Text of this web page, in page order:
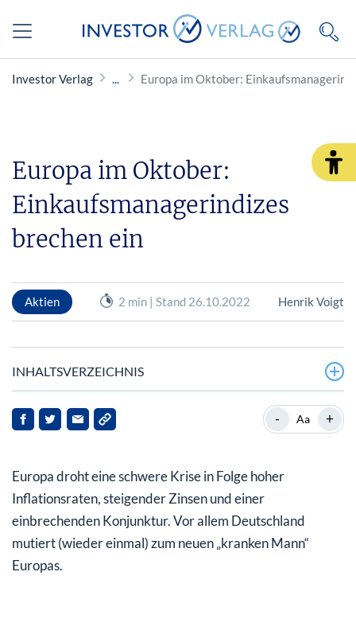
Investor Verlag Europa im Oktober:
Europa im Oktober:
Einkaufsmanagerindizes
brechen ein
Aktien 2 min | Stand 26.10.2022 Henrik Voigt
INHALTSVERZEICHNIS
Europa im Oktober: Einkaufsmanagerindizes brechen
ein
Krisenverschärfung befürchten
Ukraine-Wiederaufbau als Konjunkturprogramm für die
deutsche Wirtschaft?
- Aa +
Europa droht eine schwere Krise in Folge hoher
Inflationsraten, steigender Zinsen und einer
einbrechenden Konjunktur. Vor allem Deutschland
mutiert (wieder einmal) zum neuen „kranken Mann“
Europas.